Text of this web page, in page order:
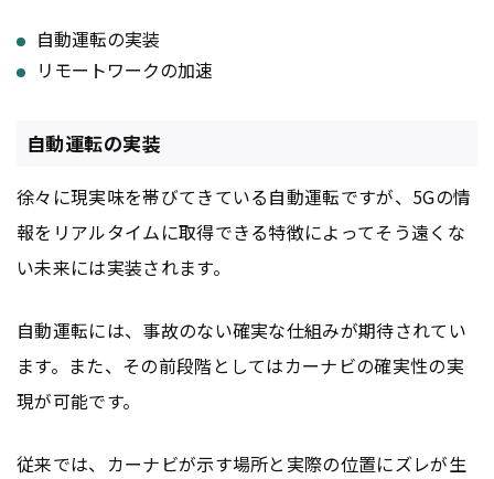
自動運転の実装
リモートワークの加速
自動運転の実装
徐々に現実味を帯びてきている自動運転ですが、5Gの情
報をリアルタイムに取得できる特徴によってそう遠くな
い未来には実装されます。
自動運転には、事故のない確実な仕組みが期待されてい
ます。また、その前段階としてはカーナビの確実性の実
現が可能です。
従来では、カーナビが示す場所と実際の位置にズレが生